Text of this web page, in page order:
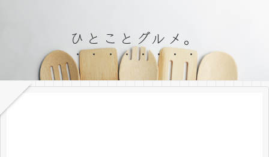
ひとことグルメ。